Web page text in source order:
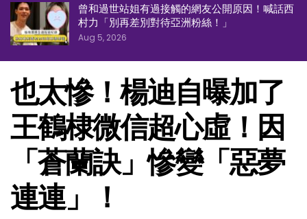
曾和過世站姐有過接觸的網友公開原因！喊話西
村力「別再差別對待亞洲粉絲！」
Aug 5, 2026
也太慘！楊迪自曝加了
王鶴棣微信超心虛！因
「蒼蘭訣」慘變「惡夢
連連」！